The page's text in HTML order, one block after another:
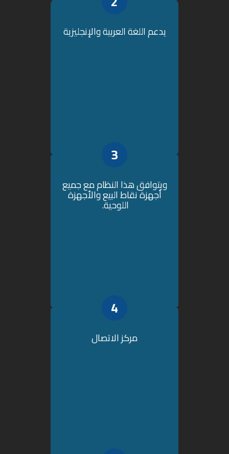
يدعم اللغة العربية والإنجليزية
3
ويتوافق هذا النظام مع جميع
أجهزة نقاط البيع والأجهزة
اللوحية.
4
مركز الاتصال